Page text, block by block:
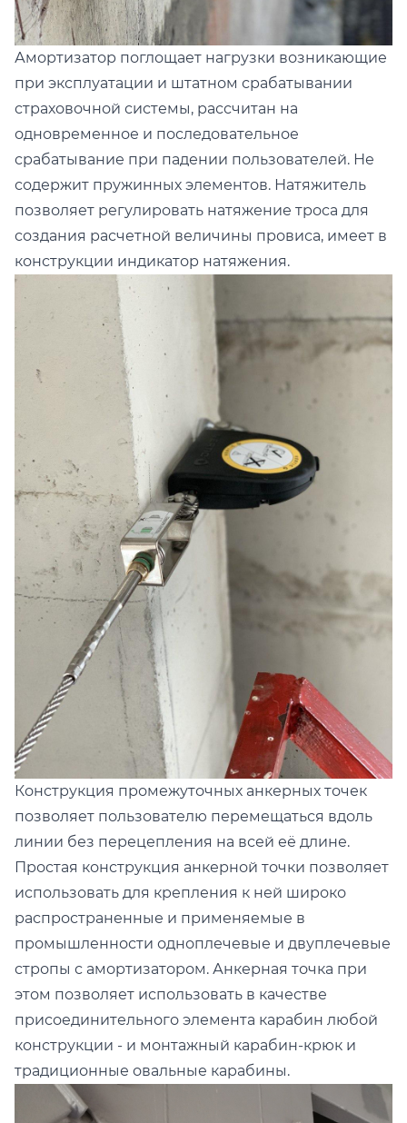
Амортизатор поглощает нагрузки возникающие
при эксплуатации и штатном срабатывании
страховочной системы, рассчитан на
одновременное и последовательное
срабатывание при падении пользователей. Не
содержит пружинных элементов. Натяжитель
позволяет регулировать натяжение троса для
создания расчетной величины провиса, имеет в
конструкции индикатор натяжения.
Конструкция промежуточных анкерных точек
позволяет пользователю перемещаться вдоль
линии без перецепления на всей её длине.
Простая конструкция анкерной точки позволяет
использовать для крепления к ней широко
распространенные и применяемые в
промышленности одноплечевые и двуплечевые
стропы с амортизатором. Анкерная точка при
этом позволяет использовать в качестве
присоединительного элемента карабин любой
конструкции - и монтажный карабин-крюк и
традиционные овальные карабины.